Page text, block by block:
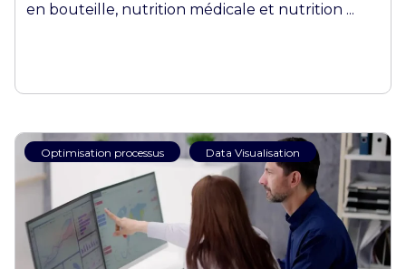
en bouteille, nutrition médicale et nutrition ...
Optimisation processus Data Visualisation